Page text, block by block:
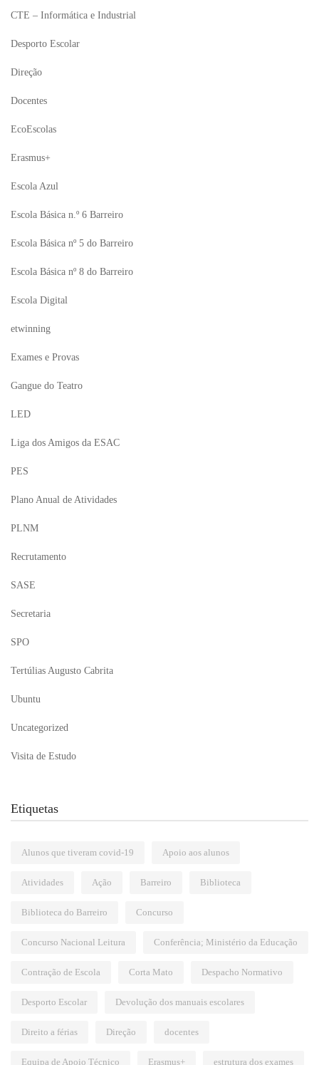
CTE – Informática e Industrial
Desporto Escolar
Direção
Docentes
EcoEscolas
Erasmus+
Escola Azul
Escola Básica n.º 6 Barreiro
Escola Básica nº 5 do Barreiro
Escola Básica nº 8 do Barreiro
Escola Digital
etwinning
Exames e Provas
Gangue do Teatro
LED
Liga dos Amigos da ESAC
PES
Plano Anual de Atividades
PLNM
Recrutamento
SASE
Secretaria
SPO
Tertúlias Augusto Cabrita
Ubuntu
Uncategorized
Visita de Estudo
Etiquetas
Alunos que tiveram covid-19 Apoio aos alunos
Atividades Ação Barreiro Biblioteca
Biblioteca do Barreiro Concurso
Concurso Nacional Leitura Conferência; Ministério da Educação
Contração de Escola Corta Mato Despacho Normativo
Desporto Escolar Devolução dos manuais escolares
Direito a férias Direção docentes
Equipa de Apoio Técnico Erasmus+ estrutura dos exames